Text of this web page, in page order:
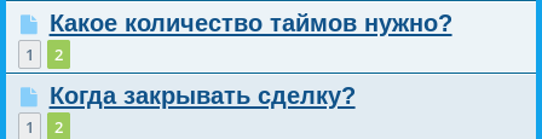
Какое количество таймов нужно?
1 2
Когда закрывать сделку?
1 2